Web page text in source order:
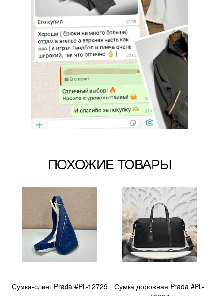
ПОХОЖИЕ ТОВАРЫ
Сумка-слинг Prada #PL-12729
Сумка дорожная Prada #PL-